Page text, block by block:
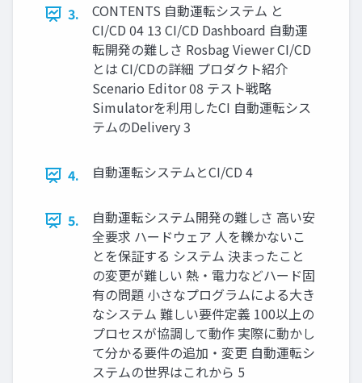
3.
CONTENTS 自動運転システム と
CI/CD 04 13 CI/CD Dashboard 自動運
転開発の難しさ Rosbag Viewer CI/CD
とは CI/CDの詳細 プロダクト紹介
Scenario Editor 08 テスト戦略
Simulatorを利用したCI 自動運転シス
テムのDelivery 3
4. 自動運転システムとCI/CD 4
5.
自動運転システム開発の難しさ 高い安
全要求 ハードウェア 人を轢かないこ
とを保証する システム 決まったこと
の変更が難しい 熱・電力などハード固
有の問題 小さなプログラムによる大き
なシステム 難しい要件定義 100以上の
プロセスが協調して動作 実際に動かし
て分かる要件の追加・変更 自動運転シ
ステムの世界はこれから 5